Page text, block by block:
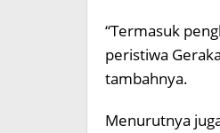
“Termasuk
peristiwa
tambahnya.
Menurutnya